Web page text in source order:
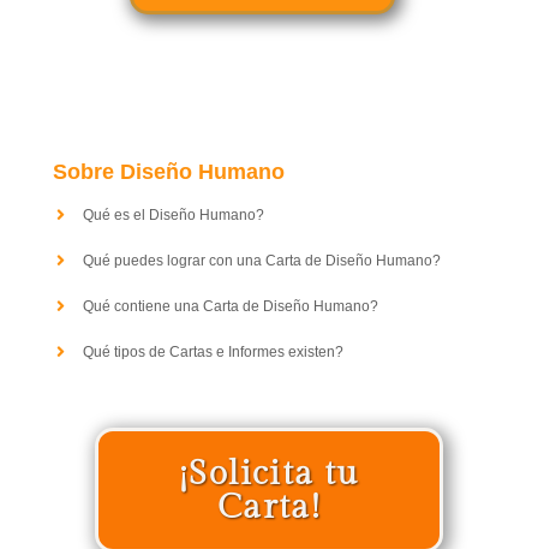
Sobre Diseño Humano
Qué es el Diseño Humano?
Qué puedes lograr con una Carta de Diseño Humano?
Qué contiene una Carta de Diseño Humano?
Qué tipos de Cartas e Informes existen?
¡Solicita tu
Carta!